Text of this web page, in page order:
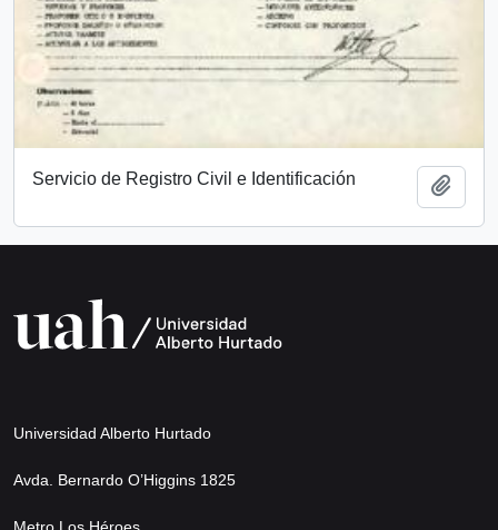
Servicio de Registro Civil e Identificación
Universidad Alberto Hurtado
Avda. Bernardo O’Higgins 1825
Metro Los Héroes